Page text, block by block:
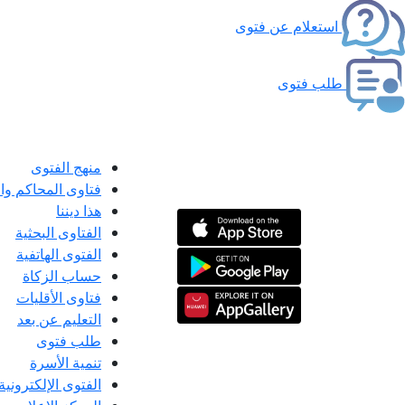
استعلام عن فتوى
طلب فتوى
منهج الفتوى
فتاوى المحاكم
هذا ديننا
الفتاوى البحثية
الفتوى الهاتفية
حساب الزكاة
فتاوى الأقليات
التعليم عن بعد
طلب فتوى
تنمية الأسرة
الفتوى الإلكترونية